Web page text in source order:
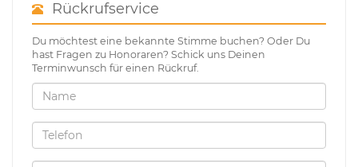
Rückrufservice
Du möchtest eine bekannte Stimme buchen? Oder Du
hast Fragen zu Honoraren? Schick uns Deinen
Terminwunsch für einen Rückruf.